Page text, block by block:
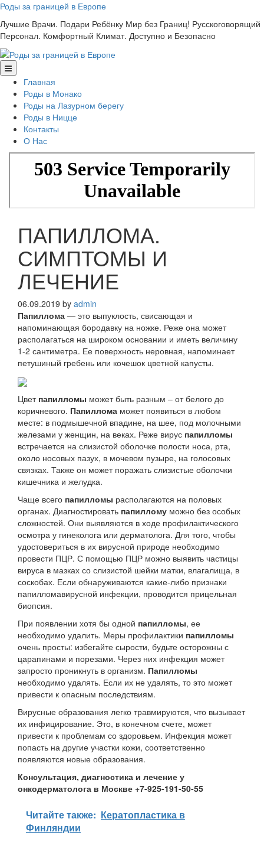
Skip
content
Роды за границей в Европе
Лучшие Врачи. Подари Ребёнку Мир без Границ! Русскоговорящий
Персонал. Комфортный Климат. Доступно и Безопасно
Главная
Роды в Монако
Роды на Лазурном берегу
Роды в Ницце
Контакты
О Нас
ПАПИЛЛОМА.
СИМПТОМЫ И
ЛЕЧЕНИЕ
06.09.2019 by admin
Папиллома — это выпуклость, свисающая и
напоминающая бородавку на ножке. Реже она может
располагаться на широком основании и иметь величину
1-2 сантиметра. Ее поверхность неровная, напоминает
петушиный гребень или кочешок цветной капусты.
Цветпапилломы может быть разным – от белого до
коричневого. Папиллома может появиться в любом
месте: в подмышечной впадине, на шее, под молочными
железами у женщин, на веках. Реже вирус папилломы
встречается на слизистой оболочке полости носа, рта,
около носовых пазух, в мочевом пузыре, на голосовых
связках. Также он может поражать слизистые оболочки
кишечника и желудка.
Чаще всего папилломы располагаются на половых
органах. Диагностировать папиллому можно без особых
сложностей. Они выявляются в ходе профилактического
осмотра у гинеколога или дерматолога. Для того, чтобы
удостовериться в их вирусной природе необходимо
провести ПЦР. С помощью ПЦР можно выявить частицы
вируса в мазках со слизистой шейки матки, влагалища, в
соскобах. Если обнаруживаются какие-либо признаки
папилломавирусной инфекции, проводится прицельная
биопсия.
При появлении хотя бы одной папилломы, ее
необходимо удалить. Меры профилактики папилломы
очень просты: избегайте сырости, будьте осторожны с
царапинами и порезами. Через них инфекция может
запросто проникнуть в организм. Папилломы
необходимо удалять. Если их не удалять, то это может
привести к опасным последствиям.
Вирусные образования легко травмируются, что вызывает
их инфицирование. Это, в конечном счете, может
привести к проблемам со здоровьем. Инфекция может
попасть на другие участки кожи, соответственно
появляются новые образования.
Консультация, диагностика и лечение у
онкодерматолога в Москве +7-925-191-50-55
Читайте также: Кератопластика в
Финляндии